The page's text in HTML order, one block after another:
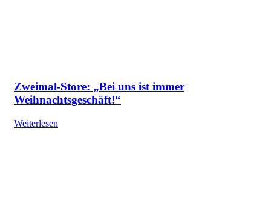
Zweimal-Store: „Bei uns ist immer
Weihnachtsgeschäft!“
Weiterlesen